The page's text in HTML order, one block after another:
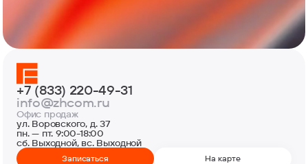
+7 (833) 220-49-31
info@zhcom.ru
Офис продаж
ул. Воровского, д. 37
пн. — пт. 9:00-18:00
сб. Выходной, вс. Выходной
Записаться На карте